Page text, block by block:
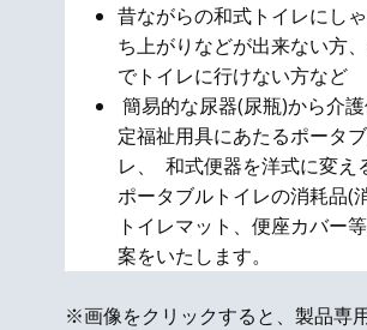
昔ながらの和式​トイレにし
ち上がりなどが出来ない方
でトイレに行けない方など
簡易的な尿器(尿瓶)から介
定福祉用具にあたるポータ
レ、 和式便器を洋式に変え
ポータブルトイレの消耗品(
トイレマット、便座カバー
案をいたします。
※画像をクリックすると、製品専